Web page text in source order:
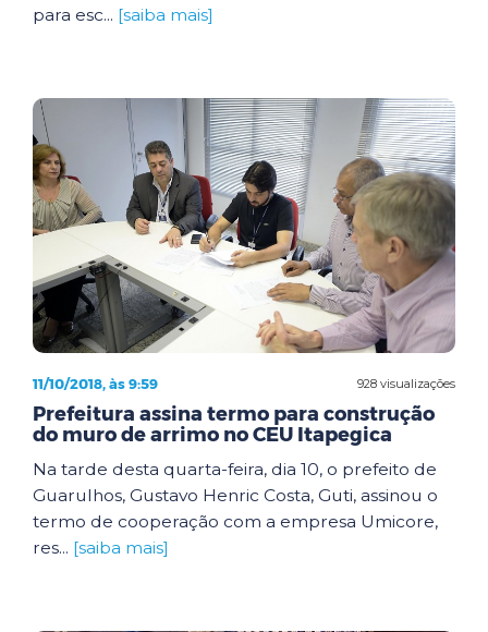
para esc... [saiba mais]
928 visualizações
11/10/2018, às 9:59
Prefeitura assina termo para construção
do muro de arrimo no CEU Itapegica
Na tarde desta quarta-feira, dia 10, o prefeito de
Guarulhos, Gustavo Henric Costa, Guti, assinou o
termo de cooperação com a empresa Umicore,
res... [saiba mais]